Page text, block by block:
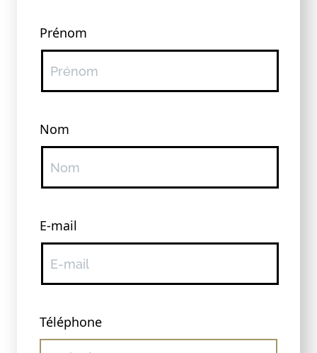
Prénom
Nom
E-mail
Téléphone